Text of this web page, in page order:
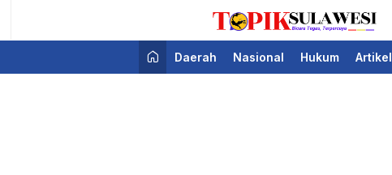
Topik Sulawesi
Bicara Tegas Terpercaya
Daerah Nasional Hukum Artikel